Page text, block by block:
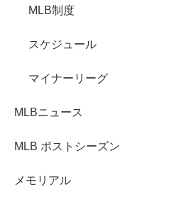
MLB制度
スケジュール
マイナーリーグ
MLBニュース
MLB ポストシーズン
メモリアル